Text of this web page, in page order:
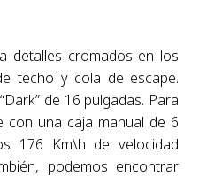
detalles cromados en los
techo y cola de escape.
de 16 pulgadas. Para
con una caja manual de 6
176 Km\h de velocidad
podemos encontrar